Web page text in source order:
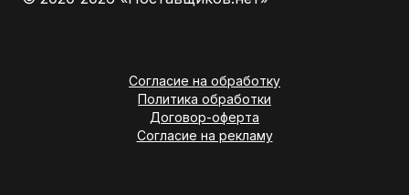
Согласие на обработку
Политика обработки
Договор-оферта
Согласие на рекламу